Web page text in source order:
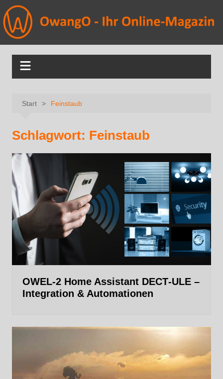
Start Feinstaub
Schlagwort: Feinstaub
OWEL‑2 Home Assistant DECT‑ULE –
Integration & Automationen